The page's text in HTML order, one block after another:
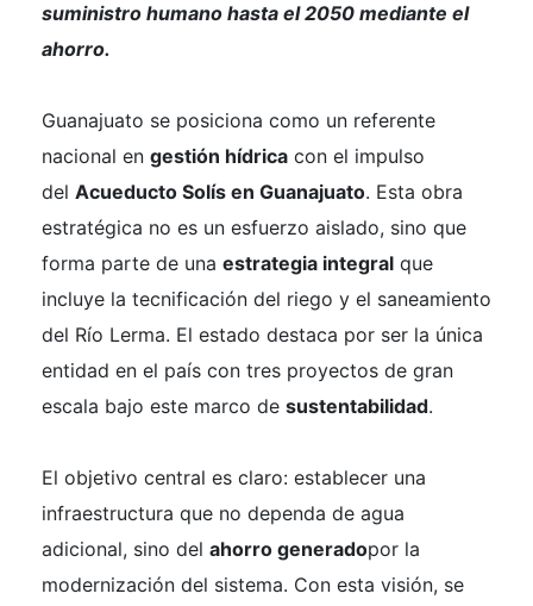
suministro humano hasta el 2050 mediante el
ahorro.
Guanajuato se posiciona como un referente
nacional en gestión hídrica con el impulso
del Acueducto Solís en Guanajuato. Esta obra
estratégica no es un esfuerzo aislado, sino que
forma parte de una estrategia integral que
incluye la tecnificación del riego y el saneamiento
del Río Lerma. El estado destaca por ser la única
entidad en el país con tres proyectos de gran
escala bajo este marco de sustentabilidad.
El objetivo central es claro: establecer una
infraestructura que no dependa de agua
adicional, sino del ahorro generadopor la
modernización del sistema. Con esta visión, se